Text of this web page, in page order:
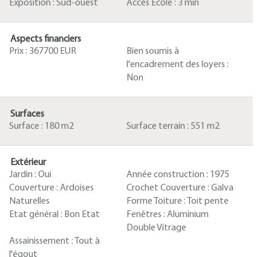
Exposition : Sud-ouest Accès Ecole : 3 min
Aspects financiers
Prix : 367700 EUR
Bien soumis à
l'encadrement des loyers :
Non
Surfaces
Surface : 180 m2 Surface terrain : 551 m2
Extérieur
Jardin : Oui Année construction : 1975
Couverture : Ardoises
Naturelles
Crochet Couverture : Galva
Forme Toiture :
Toit pente
Etat général : Bon Etat Fenêtres : Aluminium
Double Vitrage
Assainissement :
Tout à
l'égout